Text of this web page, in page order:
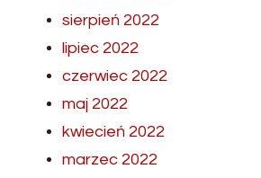
sierpień 2022
lipiec 2022
czerwiec 2022
maj 2022
kwiecień 2022
marzec 2022